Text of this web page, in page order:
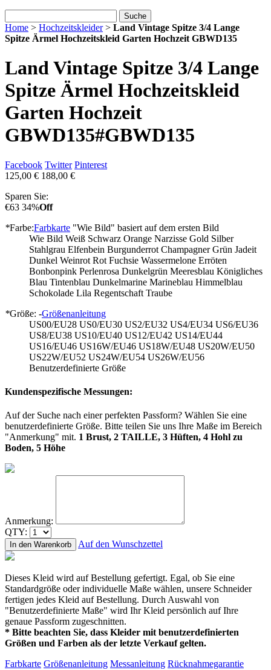
Suche
Home > Hochzeitskleider> Land Vintage Spitze 3/4 Lange
Spitze Ärmel Hochzeitskleid Garten Hochzeit GBWD135
Land Vintage Spitze 3/4 Lange
Spitze Ärmel Hochzeitskleid
Garten Hochzeit
GBWD135#GBWD135
Facebook Twitter Pinterest
125,00 € 188,00 €
Sparen Sie:
€63 34%Off
*Farbe:Farbkarte "Wie Bild" basiert auf dem ersten Bild
Wie Bild Weiß Schwarz Orange Narzisse Gold Silber
Stahlgrau Elfenbein Burgunderrot Champagner Grün Jadeit
Dunkel Weinrot Rot Fuchsie Wassermelone Erröten
Bonbonpink Perlenrosa Dunkelgrün Meeresblau Königliches
Blau Tintenblau Dunkelmarine Marineblau Himmelblau
Schokolade Lila Regentschaft Traube
*Größe: -Größenanleitung
US00/EU28 US0/EU30 US2/EU32 US4/EU34 US6/EU36
US8/EU38 US10/EU40 US12/EU42 US14/EU44
US16/EU46 US16W/EU46 US18W/EU48 US20W/EU50
US22W/EU52 US24W/EU54 US26W/EU56
Benutzerdefinierte Größe
Kundenspezifische Messungen:
Auf der Suche nach einer perfekten Passform? Wählen Sie eine
benutzerdefinierte Größe. Bitte teilen Sie uns Ihre Maße im Bereich
"Anmerkung" mit. 1 Brust, 2 TAILLE, 3 Hüften, 4 Hohl zu
Boden, 5 Höhe
Anmerkung:
QTY:
In den Warenkorb Auf den Wunschzettel
Dieses Kleid wird auf Bestellung gefertigt. Egal, ob Sie eine
Standardgröße oder individuelle Maße wählen, unsere Schneider
fertigen jedes Kleid auf Bestellung. Durch Auswahl von
"Benutzerdefinierte Maße" wird Ihr Kleid persönlich auf Ihre
genaue Passform zugeschnitten.
* Bitte beachten Sie, dass Kleider mit benutzerdefinierten
Größen und Farben als der letzte Verkauf gelten.
Farbkarte Größenanleitung Messanleitung Rücknahmegarantie